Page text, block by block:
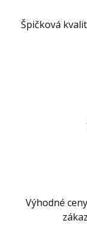
Špičková
Výhodné